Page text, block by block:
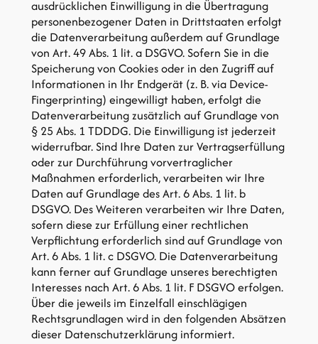
ausdrücklichen Einwilligung in die Übertragung
personenbezogener Daten in Drittstaaten erfolgt
die Datenverarbeitung außerdem auf Grundlage
von Art. 49 Abs. 1 lit. a DSGVO. Sofern Sie in die
Speicherung von Cookies oder in den Zugriff auf
Informationen in Ihr Endgerät (z. B. via Device-
Fingerprinting) eingewilligt haben, erfolgt die
Datenverarbeitung zusätzlich auf Grundlage von
§ 25 Abs. 1 TDDDG. Die Einwilligung ist jederzeit
widerrufbar. Sind Ihre Daten zur Vertragserfüllung
oder zur Durchführung vorvertraglicher
Maßnahmen erforderlich, verarbeiten wir Ihre
Daten auf Grundlage des Art. 6 Abs. 1 lit. b
DSGVO. Des Weiteren verarbeiten wir Ihre Daten,
sofern diese zur Erfüllung einer rechtlichen
Verpflichtung erforderlich sind auf Grundlage von
Art. 6 Abs. 1 lit. c DSGVO. Die Datenverarbeitung
kann ferner auf Grundlage unseres berechtigten
Interesses nach Art. 6 Abs. 1 lit. F DSGVO erfolgen.
Über die jeweils im Einzelfall einschlägigen
Rechtsgrundlagen wird in den folgenden Absätzen
dieser Datenschutzerklärung informiert.